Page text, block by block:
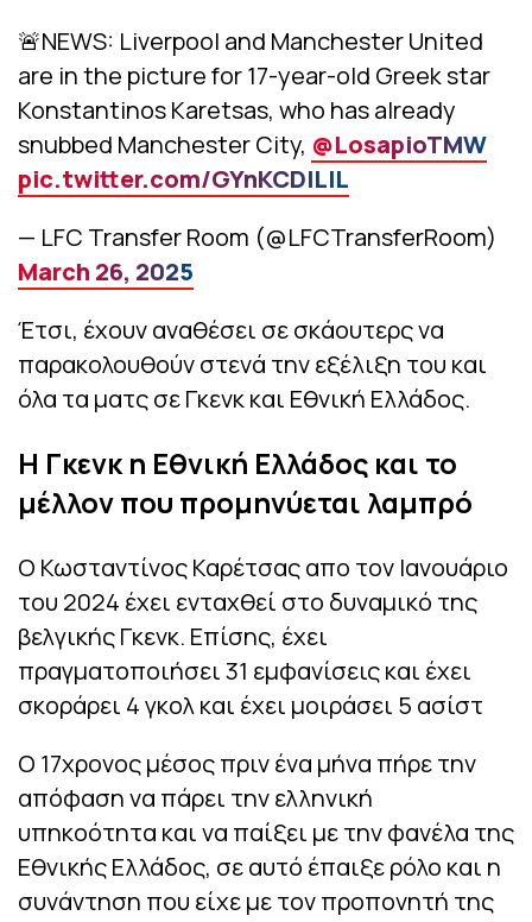
🚨NEWS: Liverpool and Manchester United
are in the picture for 17-year-old Greek star
Konstantinos Karetsas, who has already
snubbed Manchester City, @LosapioTMW
pic.twitter.com/GYnKCDILIL
— LFC Transfer Room (@LFCTransferRoom)
March 26, 2025
Έτσι, έχουν αναθέσει σε σκάουτερς να
παρακολουθούν στενά την εξέλιξη του και
όλα τα ματς σε Γκενκ και Εθνική Ελλάδος.
Η Γκενκ η Εθνική Ελλάδος και το
μέλλον που προμηνύεται λαμπρό
Ο Κωσταντίνος Καρέτσας απο τον Ιανουάριο
του 2024 έχει ενταχθεί στο δυναμικό της
βελγικής Γκενκ. Επίσης, έχει
πραγματοποιήσει 31 εμφανίσεις και έχει
σκοράρει 4 γκολ και έχει μοιράσει 5 ασίστ
Ο 17χρονος μέσος πριν ένα μήνα πήρε την
απόφαση να πάρει την ελληνική
υπηκοότητα και να παίξει με την φανέλα της
Εθνικής Ελλάδος, σε αυτό έπαιξε ρόλο και η
συνάντηση που είχε με τον προπονητή της